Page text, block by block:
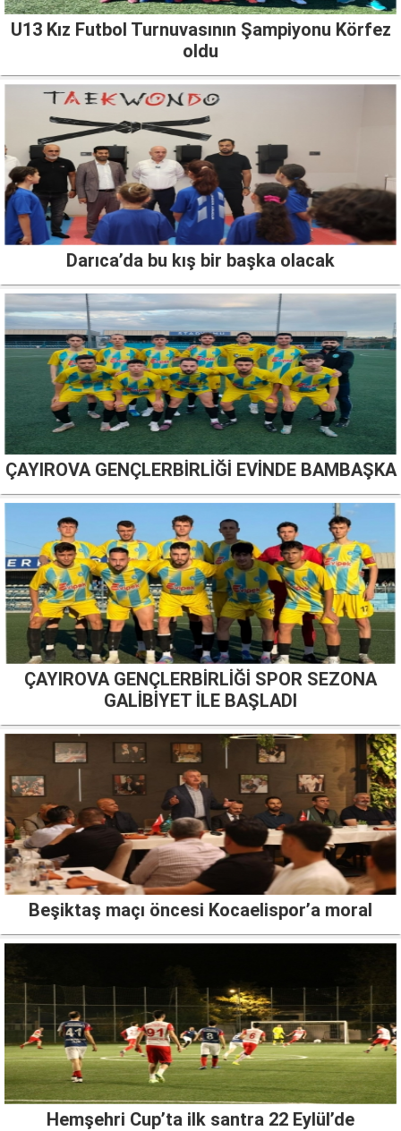
U13 Kız Futbol Turnuvasının Şampiyonu Körfez
oldu
Darıca’da bu kış bir başka olacak
ÇAYIROVA GENÇLERBİRLİĞİ EVİNDE BAMBAŞKA
ÇAYIROVA GENÇLERBİRLİĞİ SPOR SEZONA
GALİBİYET İLE BAŞLADI
Beşiktaş maçı öncesi Kocaelispor’a moral
Hemşehri Cup’ta ilk santra 22 Eylül’de